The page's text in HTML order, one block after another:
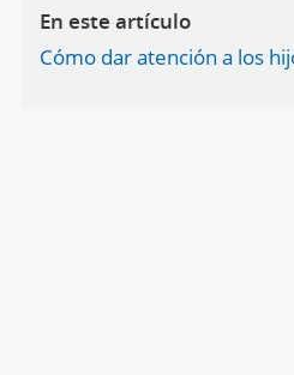
En este artículo
Cómo dar atención a los